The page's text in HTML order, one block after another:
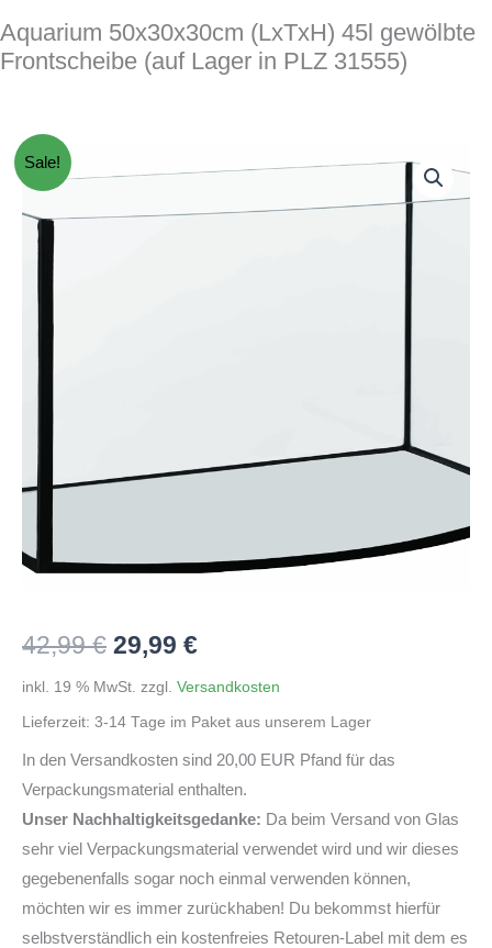
Aquarium 50x30x30cm (LxTxH) 45l gewölbte
Frontscheibe (auf Lager in PLZ 31555)
Sale!
42,99€ Ursprünglicher
Preis
war:
42,99 €
29,99 €Aktueller
Preis
ist:
29,99 €.
inkl. 19 % MwSt. zzgl. Versandkosten
Lieferzeit: 3-14 Tage im Paket aus unserem Lager
In den Versandkosten sind 20,00 EUR Pfand für das
Verpackungsmaterial enthalten.
Unser Nachhaltigkeitsgedanke: Da beim Versand von Glas
sehr viel Verpackungsmaterial verwendet wird und wir dieses
gegebenenfalls sogar noch einmal verwenden können,
möchten wir es immer zurückhaben! Du bekommst hierfür
selbstverständlich ein kostenfreies Retouren-Label mit dem es